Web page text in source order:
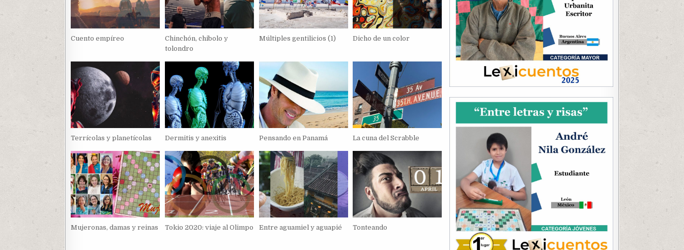
Cuento empíreo
Chinchón, chibolo y
tolondro
Múltiples gentilicios (1) Dicho de un color
Terrícolas y planetícolas Dermitis y anexitis Pensando en Panamá La cuna del Scrabble
Mujeronas, damas y reinas Tokio 2020: viaje al Olimpo Entre aguamiel y aguapié Tonteando